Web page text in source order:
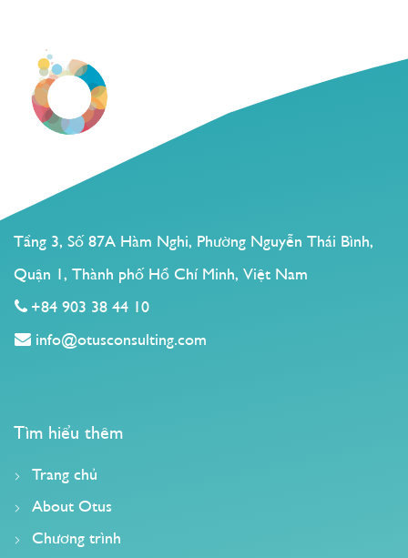
Tầng 3, Số 87A Hàm Nghi, Phường Nguyễn Thái Bình,
Quận 1, Thành phố Hồ Chí Minh, Việt Nam
+84 903 38 44 10
info@otusconsulting.com
Tìm hiểu thêm
Trang chủ
About Otus
Chương trình